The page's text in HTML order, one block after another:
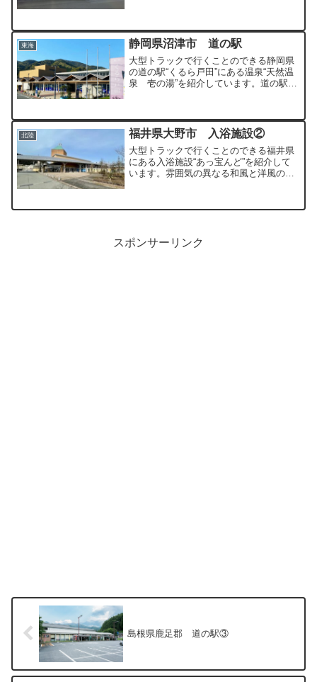
東海 静岡県沼津市 道の駅
大型トラックで行くことのできる静岡県
の道の駅“くるら戸田”にある温泉“天然温
泉 壱の湯”を紹介しています。道の駅併
北陸 福井県大野市 入浴施設②
大型トラックで行くことのできる福井県
にある入浴施設“あっ宝んど”を紹介して
います。雰囲気の異なる和風と洋風の２
スポンサーリンク
島根県鹿足郡 道の駅③